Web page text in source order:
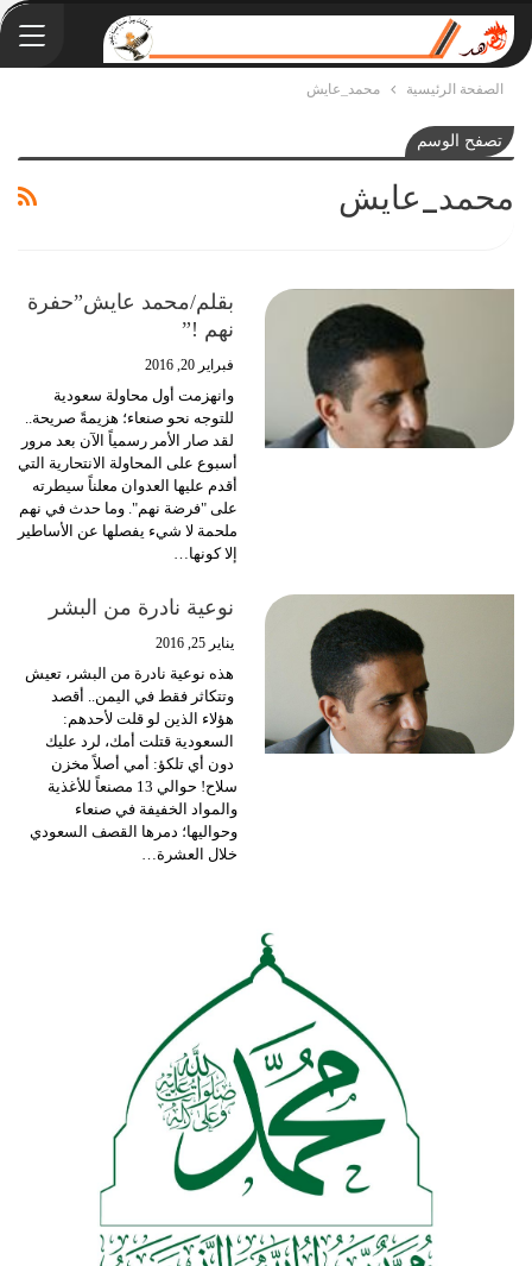
الصفحة الرئيسية محمد_عايش
تصفح الوسم
محمد_عايش
بقلم/محمد عايش”حفرة
نهم !”
فبراير 20, 2016
وانهزمت أول محاولة سعودية
للتوجه نحو صنعاء؛ هزيمةً صريحة..
لقد صار الأمر رسمياً الآن بعد مرور
أسبوع على المحاولة الانتحارية التي
أقدم عليها العدوان معلناً سيطرته
على "فرضة نهم". وما حدث في نهم
ملحمة لا شيء يفصلها عن الأساطير
إلا كونها…
نوعية نادرة من البشر
يناير 25, 2016
هذه نوعية نادرة من البشر، تعيش
وتتكاثر فقط في اليمن.. أقصد
هؤلاء الذين لو قلت لأحدهم:
السعودية قتلت أمك، لرد عليك
دون أي تلكؤ: أمي أصلاً مخزن
سلاح! حوالي 13 مصنعاً للأغذية
والمواد الخفيفة في صنعاء
وحواليها؛ دمرها القصف السعودي
خلال العشرة…